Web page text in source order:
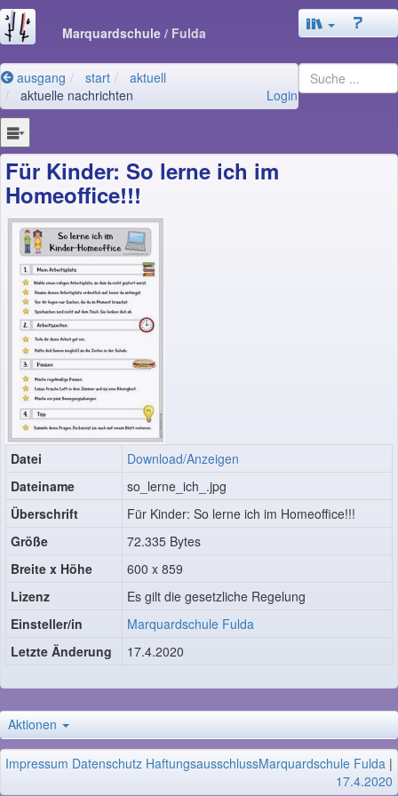
Marquardschule / Fulda
ausgang start
aktuell
aktuelle nachrichten
Login
Für Kinder: So lerne ich im
Homeoffice!!!
Datei
Download/Anzeigen
Dateiname
so_lerne_ich_.jpg
Überschrift
Für Kinder: So lerne ich im Homeoffice!!!
Größe
72.335 Bytes
Breite x Höhe
600 x 859
Lizenz
Es gilt die gesetzliche Regelung
Einsteller/in
Marquardschule Fulda
Letzte Änderung
17.4.2020
Aktionen
Impressum Datenschutz HaftungsausschlussMarquardschule Fulda |
17.4.2020